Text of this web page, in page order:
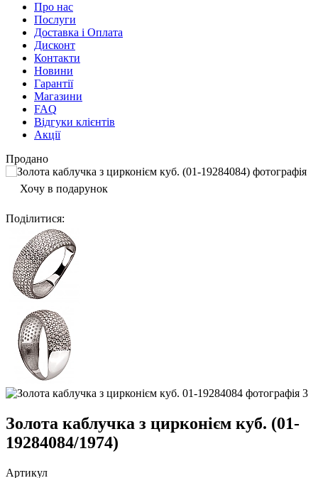
Про нас
Послуги
Доставка і Оплата
Дисконт
Контакти
Новини
Гарантії
Магазини
FAQ
Відгуки клієнтів
Акції
Продано
Хочу в подарунок
Поділитися:
Золота каблучка з цирконієм куб. (01-
19284084/1974)
Артикул